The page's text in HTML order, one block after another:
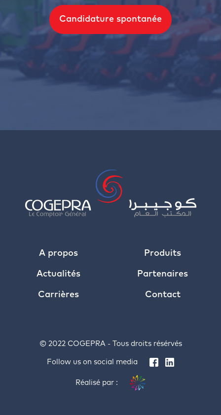
Candidature spontanée
A propos Produits
Actualités Partenaires
Carrières Contact
© 2022 COGEPRA - Tous droits résérvés
Follow us on social media
Réalisé par :